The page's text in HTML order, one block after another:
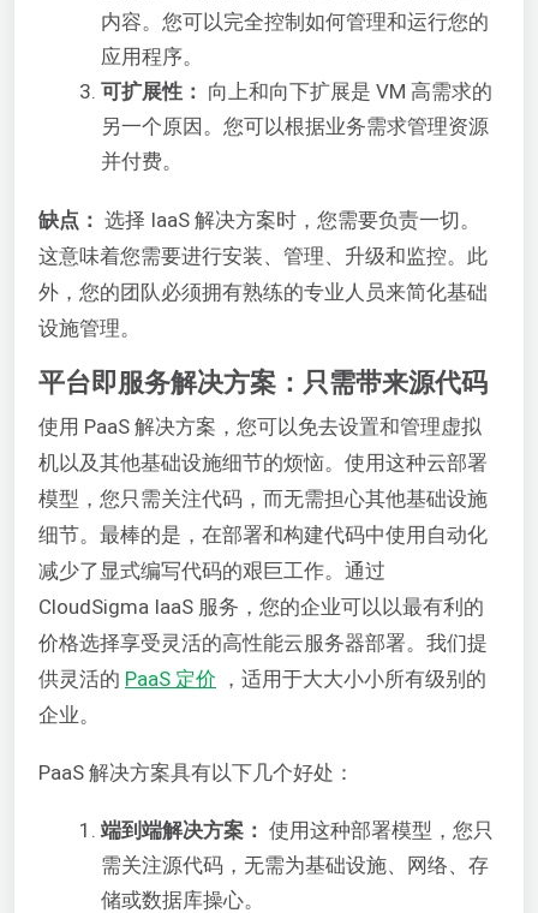
内容。您可以完全控制如何管理和运行您的
应用程序。
可扩展性： 向上和向下扩展是 VM 高需求的
另一个原因。您可以根据业务需求管理资源
并付费。
缺点： 选择 IaaS 解决方案时，您需要负责一切。
这意味着您需要进行安装、管理、升级和监控。此
外，您的团队必须拥有熟练的专业人员来简化基础
设施管理。
平台即服务解决方案：只需带来源代码
使用 PaaS 解决方案，您可以免去设置和管理虚拟
机以及其他基础设施细节的烦恼。使用这种云部署
模型，您只需关注代码，而无需担心其他基础设施
细节。最棒的是，在部署和构建代码中使用自动化
减少了显式编写代码的艰巨工作。通过
CloudSigma IaaS 服务，您的企业可以以最有利的
价格选择享受灵活的高性能云服务器部署。我们提
供灵活的 PaaS 定价 ，适用于大大小小所有级别的
企业。
PaaS 解决方案具有以下几个好处：
端到端解决方案： 使用这种部署模型，您只
需关注源代码，无需为基础设施、网络、存
储或数据库操心。